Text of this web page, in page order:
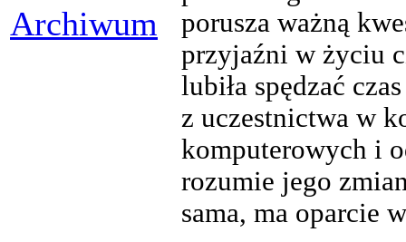
Archiwum
porusza ważną
przyjaźni w życiu
lubiła spędzać
z uczestnictwa w
komputerowych i
rozumie jego
sama, ma oparcie